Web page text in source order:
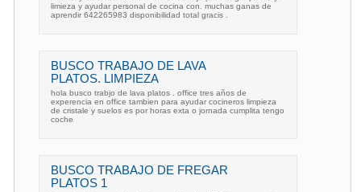
limieza y ayudar personal de cocina con. muchas ganas de
aprendir 642265983 disponibilidad total gracis .
BUSCO TRABAJO DE LAVA
PLATOS. LIMPIEZA
hola busco trabjo de lava platos . office tres años de
experencia en office tambien para ayudar cocineros limpieza
de cristale y suelos es por horas exta o jornada cumplita tengo
coche
BUSCO TRABAJO DE FREGAR
PLATOS 1